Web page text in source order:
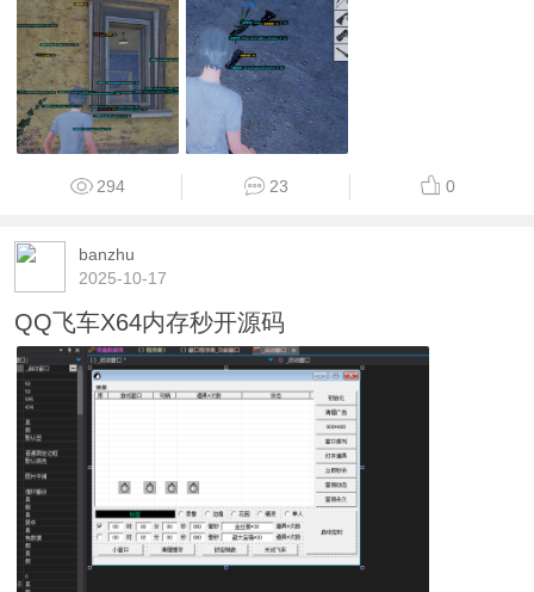
294 23 0
banzhu
2025-10-17
QQ飞车X64内存秒开源码